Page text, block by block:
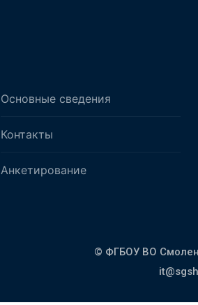
Основные сведения
Контакты
Анкетирование
© ФГБОУ ВО